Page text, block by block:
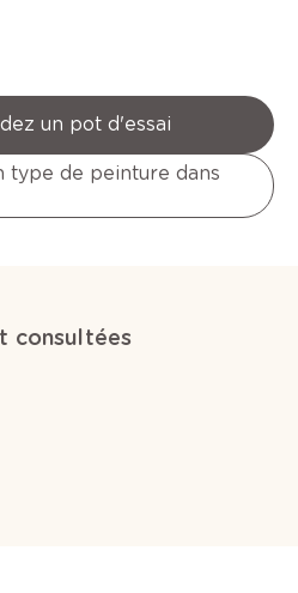
un pot d'essai
type de peinture dans
consultées